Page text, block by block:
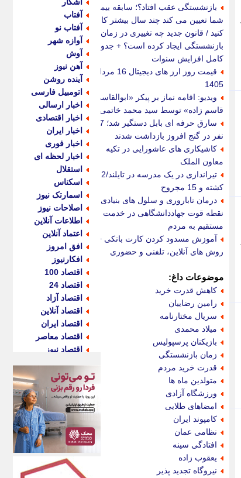
بازنشستگی عقب افتاد؟؛ سابقه بیمه
شما تعیین می کند چند سال بیشتر کار
کنید / قانون جدید چه تغییری در زمان
بازنشستگی ایجاد کرده است؟ + جدول
کامل افزایش سنوات
قیمت روز ارز های دیجیتال 16 مرداد
1405
ویدیو: اقامه نماز بر پیکر «ابوالقاسم
قاسم زاده» توسط سید محمد خاتمی
سارق حرفه ای بابل دستگیر شد؛ 7
نفر در گنج افروز بازداشت شدند
کاشیکاری های عاشورایی در تکیه
معاون الملک
تیراندازی در یک مدرسه در تایلند/2
کشته و 15 مجروح
درمان ناباروری و سلول های بنیادی،
نقطه قوت جهاددانشگاهی در خدمت
مستقیم به مردم
آموزش مسدود کردن کارت بانکی +
روش های آنلاین، تلفنی و حضوری
موضوعات داغ:
کاهش قدرت خرید
رامین رضاییان
سریال مختارنامه
میلاد محمدی
بازیکنان پرسپولیس
زمان بازنشستگی
قدرت خرید مردم
متولدین ماه ها
ورزشگاه آزادی
امضاهای طلایی
کامپوند ایران
نظامی عمان
افتادگی سینه
یعقوب زاده
نیروگاه تجدید پذیر
آفتاب
آفتاب نو
آوازه شهر
آوش
آهن نیوز
آینده روشن
اتومبیل فارسی
اخبار ارسالی
اخبار اقتصادی
اخبار ایران
اخبار فوری
اخبار لحظه ای
استقلال
اسکناس
اسمارتک نیوز
اصلاحات نیوز
اطلاعات آنلاین
اعتماد آنلاین
افق امروز
افکارنیوز
اقتصاد 100
اقتصاد 24
اقتصاد آزاد
اقتصاد آنلاین
اقتصاد ایران
اقتصاد معاصر
اقتصاد نیوز
اکوفارس
اکونگار
اکونیوز
الف
انتشار آنلاین
اندیشه قرن
اندیشه معاصر
اندیشه ها